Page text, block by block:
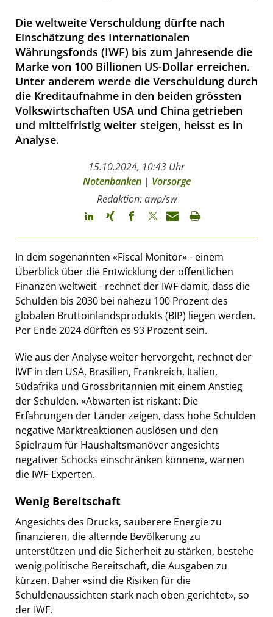
Die weltweite Verschuldung dürfte nach
Einschätzung des Internationalen
Währungsfonds (IWF) bis zum Jahresende die
Marke von 100 Billionen US-Dollar erreichen.
Unter anderem werde die Verschuldung durch
die Kreditaufnahme in den beiden grössten
Volkswirtschaften USA und China getrieben
und mittelfristig weiter steigen, heisst es in
Analyse.
15.10.2024, 10:43 Uhr
Notenbanken| Vorsorge
Redaktion: awp/sw
In dem sogenannten «Fiscal Monitor» - einem
Überblick über die Entwicklung der öffentlichen
Finanzen weltweit - rechnet der IWF damit, dass die
Schulden bis 2030 bei nahezu 100 Prozent des
globalen Bruttoinlandsprodukts (BIP) liegen werden.
Per Ende 2024 dürften es 93 Prozent sein.
Wie aus der Analyse weiter hervorgeht, rechnet der
IWF in den USA, Brasilien, Frankreich, Italien,
Südafrika und Grossbritannien mit einem Anstieg
der Schulden. «Abwarten ist riskant: Die
Erfahrungen der Länder zeigen, dass hohe Schulden
negative Marktreaktionen auslösen und den
Spielraum für Haushaltsmanöver angesichts
negativer Schocks einschränken können», warnen
die IWF-Experten.
Wenig Bereitschaft
Angesichts des Drucks, sauberere Energie zu
finanzieren, die alternde Bevölkerung zu
unterstützen und die Sicherheit zu stärken, bestehe
wenig politische Bereitschaft, die Ausgaben zu
kürzen. Daher «sind die Risiken für die
Schuldenaussichten stark nach oben gerichtet», so
der IWF.